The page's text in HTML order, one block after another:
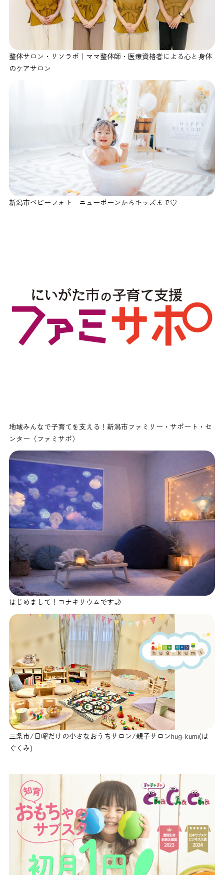
整体サロン・リソラボ｜ママ整体師・医療資格者による心と身体
のケアサロン
新潟市ベビーフォト ニューボーンからキッズまで♡
地域みんなで子育てを支える！新潟市ファミリー・サポート・セ
ンター（ファミサポ）
はじめまして！ヨナキリウムです🌙
三条市/日曜だけの小さなおうちサロン/親子サロンhug-kumi(は
ぐくみ)